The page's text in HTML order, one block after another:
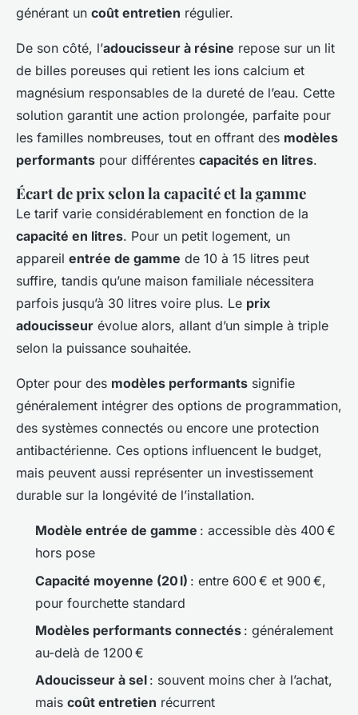
générant un coût entretien régulier.
De son côté, l’adoucisseur à résine repose sur un lit
de billes poreuses qui retient les ions calcium et
magnésium responsables de la dureté de l’eau. Cette
solution garantit une action prolongée, parfaite pour
les familles nombreuses, tout en offrant des modèles
performants pour différentes capacités en litres.
Écart de prix selon la capacité et la gamme
Le tarif varie considérablement en fonction de la
capacité en litres. Pour un petit logement, un
appareil entrée de gamme de 10 à 15 litres peut
suffire, tandis qu’une maison familiale nécessitera
parfois jusqu’à 30 litres voire plus. Le prix
adoucisseur évolue alors, allant d’un simple à triple
selon la puissance souhaitée.
Opter pour des modèles performants signifie
généralement intégrer des options de programmation,
des systèmes connectés ou encore une protection
antibactérienne. Ces options influencent le budget,
mais peuvent aussi représenter un investissement
durable sur la longévité de l’installation.
Modèle entrée de gamme : accessible dès 400 €
hors pose
Capacité moyenne (20 l) : entre 600 € et 900 €,
pour fourchette standard
Modèles performants connectés : généralement
au-delà de 1200 €
Adoucisseur à sel : souvent moins cher à l’achat,
mais coût entretien récurrent